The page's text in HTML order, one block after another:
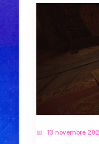
13 novembre